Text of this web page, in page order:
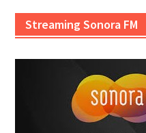
Streaming Sonora FM